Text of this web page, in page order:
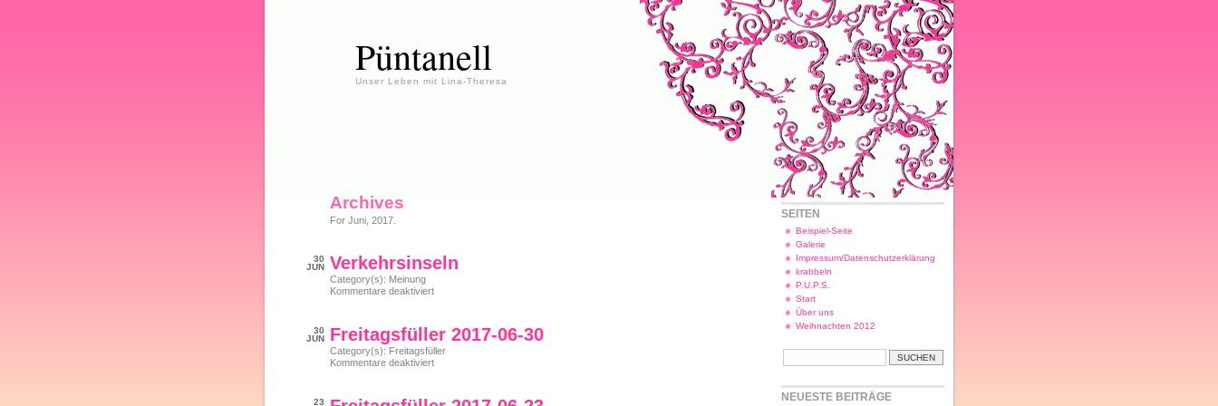
Püntanell
Unser Leben mit Lina-Theresa
Archives
For Juni, 2017.
30
JUN Verkehrsinseln
Category(s): Meinung
Kommentare deaktiviertfür
30
JUN
Freitagsfüller 2017-06-30
Category(s): Freitagsfüller
Kommentare deaktiviertfür
23
SEITEN
Beispiel-Seite
Galerie
Impressum/Datenschutzerklärung
krabbeln
P.U.P.S.
Start
Über uns
Weihnachten 2012
NEUESTE BEITRÄGE